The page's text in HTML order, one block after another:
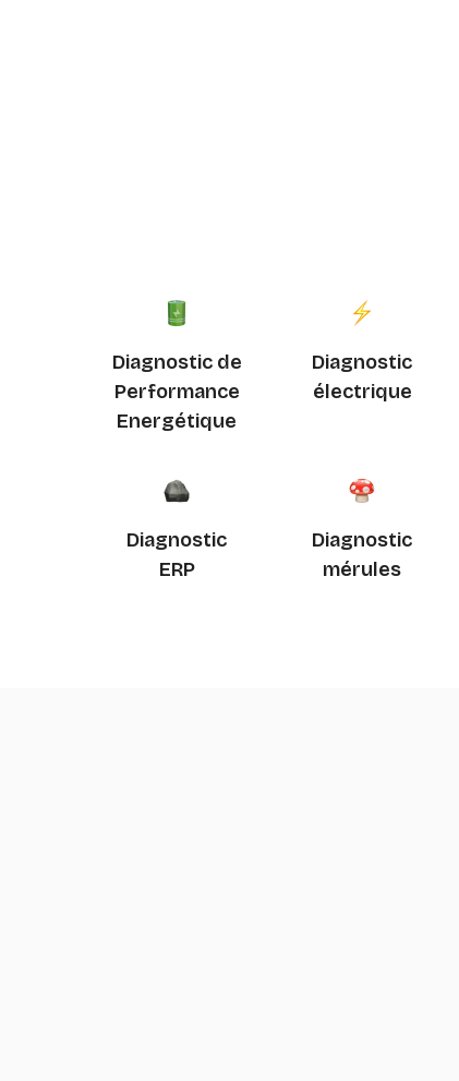
Diagnostic de
Performance
Energétique
Diagnostic
électrique
Diagnostic
ERP
Diagnostic
mérules